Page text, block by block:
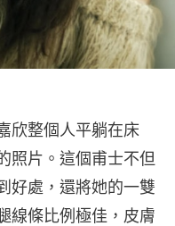
欣整個人平躺在床
照片。這個甫士不但
好處，還將她的一雙
線條比例極佳，皮膚